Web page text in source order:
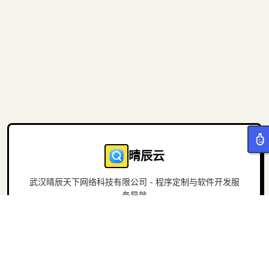
晴辰云
武汉晴辰天下网络科技有限公司 - 程序定制与软件开发服
务导航